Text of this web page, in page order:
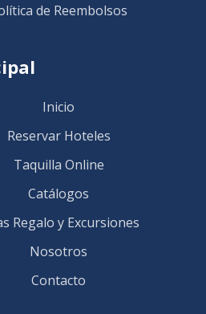
de Reembolsos
Inicio
Reservar Hoteles
Taquilla Online
Catálogos
Regalo y Excursiones
Nosotros
Contacto